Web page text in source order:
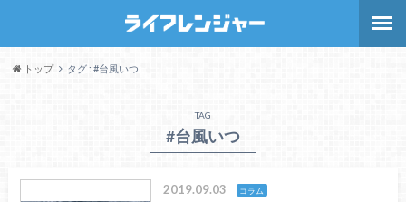
トップ タグ : #台風いつ
TAG
#台風いつ
2019.09.03 コラム